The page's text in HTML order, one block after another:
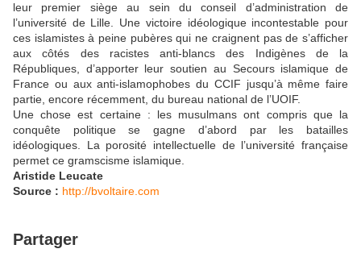
leur premier siège au sein du conseil d’administration de
l’université de Lille. Une victoire idéologique incontestable pour
ces islamistes à peine pubères qui ne craignent pas de s’afficher
aux côtés des racistes anti-blancs des Indigènes de la
Républiques, d’apporter leur soutien au Secours islamique de
France ou aux anti-islamophobes du CCIF jusqu’à même faire
partie, encore récemment, du bureau national de l’UOIF.
Une chose est certaine : les musulmans ont compris que la
conquête politique se gagne d’abord par les batailles
idéologiques. La porosité intellectuelle de l’université française
permet ce gramscisme islamique.
Aristide Leucate
Source : http://bvoltaire.com
Partager